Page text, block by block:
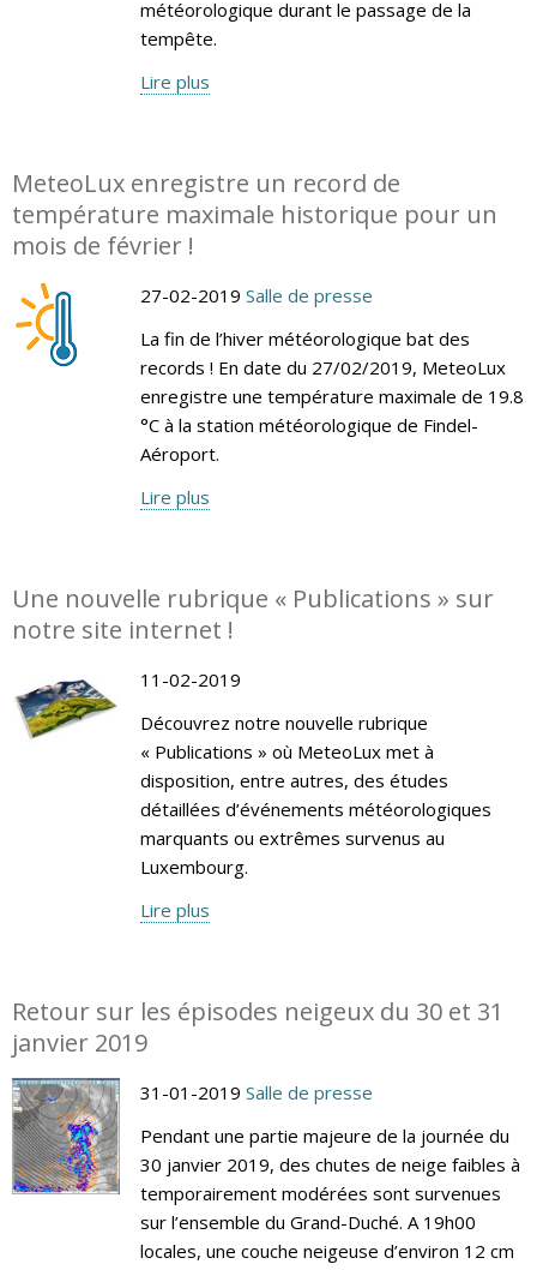
météorologique durant le passage de la
tempête.
Lire plus
MeteoLux enregistre un record de
température maximale historique pour un
mois de février !
27-02-2019 Salle de presse
La fin de l’hiver météorologique bat des
records ! En date du 27/02/2019, MeteoLux
enregistre une température maximale de 19.8
°C à la station météorologique de Findel-
Aéroport.
Lire plus
Une nouvelle rubrique « Publications » sur
notre site internet !
11-02-2019
Découvrez notre nouvelle rubrique
« Publications » où MeteoLux met à
disposition, entre autres, des études
détaillées d’événements météorologiques
marquants ou extrêmes survenus au
Luxembourg.
Lire plus
Retour sur les épisodes neigeux du 30 et 31
janvier 2019
31-01-2019 Salle de presse
Pendant une partie majeure de la journée du
30 janvier 2019, des chutes de neige faibles à
temporairement modérées sont survenues
sur l’ensemble du Grand-Duché. A 19h00
locales, une couche neigeuse d’environ 12 cm